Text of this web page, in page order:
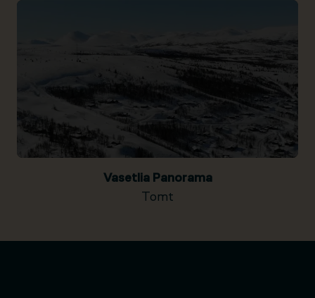
Vasetlia Panorama
Tomt